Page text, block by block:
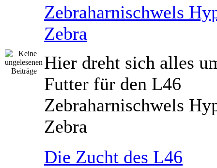
Zebraharnischwels
Zebra
Hier dreht sich alles
Futter für den L46
Zebraharnischwels
Zebra
Die Zucht des L46